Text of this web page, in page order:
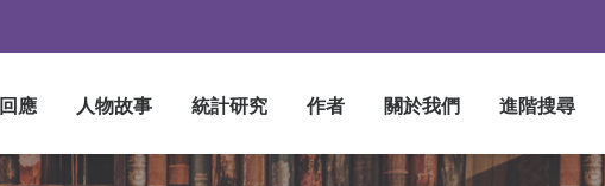
應 人物故事 統計研究 作者 關於我們 進階搜尋